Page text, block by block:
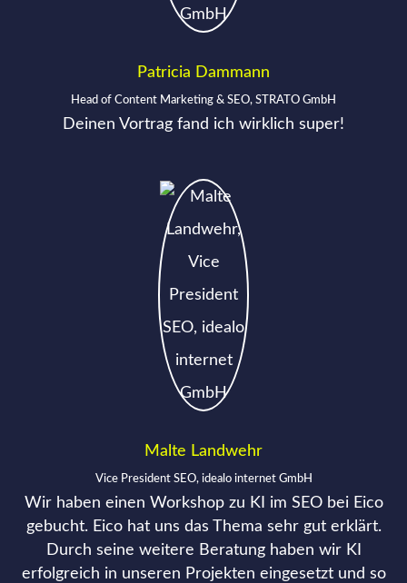
Patricia Dammann
Head of Content Marketing & SEO, STRATO GmbH
Deinen Vortrag fand ich wirklich super!
Malte Landwehr
Vice President SEO, idealo internet GmbH
Wir haben einen Workshop zu KI im SEO bei Eico
gebucht. Eico hat uns das Thema sehr gut erklärt.
Durch seine weitere Beratung haben wir KI
erfolgreich in unseren Projekten eingesetzt und so